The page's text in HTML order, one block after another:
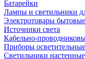
Батарейки
Лампы и светильники
Электротовары бытовые
Источники света
Кабельно-
Приборы осветительные
Светильники